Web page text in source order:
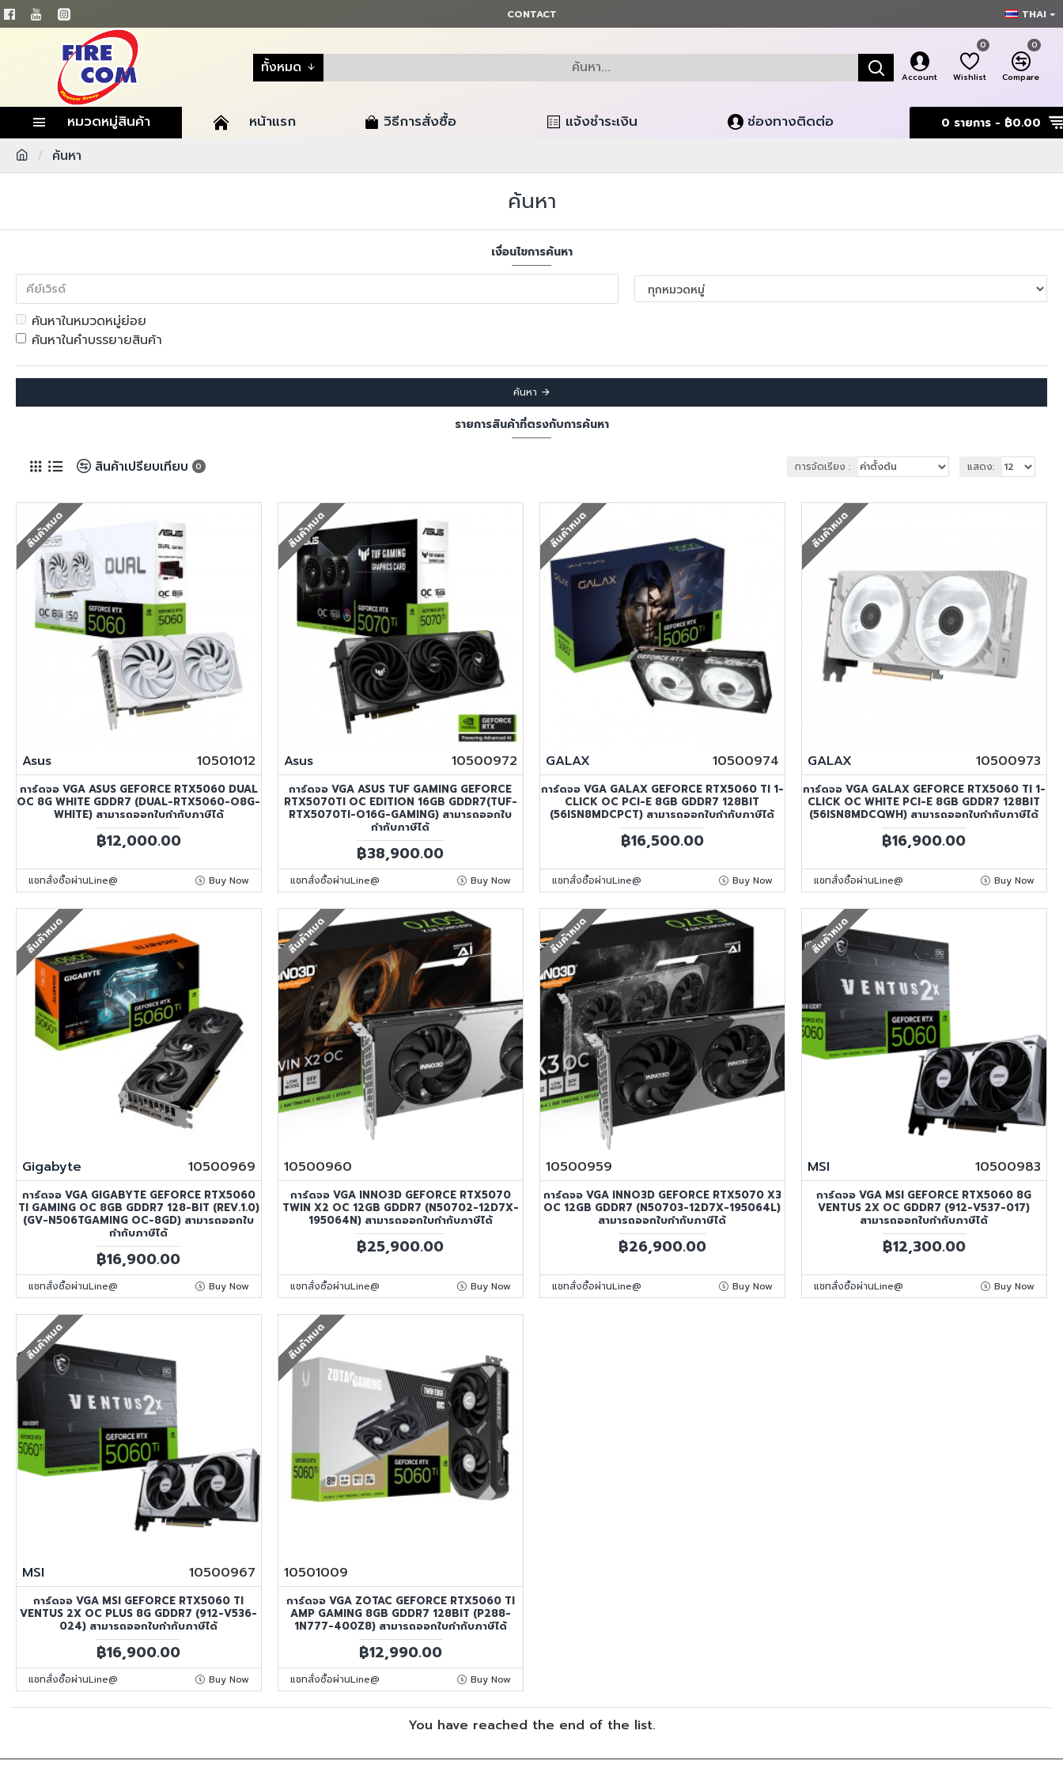
CONTACT THAI
Account Wishlist
0
Compare
0
ทั้งหมด
หมวดหมู่สินค้า หน้าแรก วิธีการสั่งซื้อ แจ้งชำระเงิน ช่องทางติดต่อ 0 รายการ - ฿0.00
ค้นหา
ค้นหา
เงื่อนไขการค้นหา
ค้นหาในหมวดหมู่ย่อย
ค้นหาในคำบรรยายสินค้า
ค้นหา
รายการสินค้าที่ตรงกับการค้นหา
สินค้าเปรียบเทียบ 0 การจัดเรียง : แสดง:
สินค้าหมด
Asus 10501012
การ์ดจอ VGA ASUS GEFORCE RTX5060 DUAL
OC 8G WHITE GDDR7 (DUAL-RTX5060-O8G-
WHITE) สามารถออกใบกำกับภาษีได้
฿12,000.00
แชทสั่งซื้อผ่านLine@ Buy Now
สินค้าหมด
Asus 10500972
การ์ดจอ VGA ASUS TUF GAMING GEFORCE
RTX5070TI OC EDITION 16GB GDDR7(TUF-
RTX5070TI-O16G-GAMING) สามารถออกใบ
กำกับภาษีได้
฿38,900.00
แชทสั่งซื้อผ่านLine@ Buy Now
สินค้าหมด
GALAX 10500974
การ์ดจอ VGA GALAX GEFORCE RTX5060 TI 1-
CLICK OC PCI-E 8GB GDDR7 128BIT
(56ISN8MDCPCT) สามารถออกใบกำกับภาษีได้
฿16,500.00
แชทสั่งซื้อผ่านLine@ Buy Now
สินค้าหมด
GALAX 10500973
การ์ดจอ VGA GALAX GEFORCE RTX5060 TI 1-
CLICK OC WHITE PCI-E 8GB GDDR7 128BIT
(56ISN8MDCQWH) สามารถออกใบกำกับภาษีได้
฿16,900.00
แชทสั่งซื้อผ่านLine@ Buy Now
สินค้าหมด
Gigabyte 10500969
การ์ดจอ VGA GIGABYTE GEFORCE RTX5060
TI GAMING OC 8GB GDDR7 128-BIT (REV.1.0)
(GV-N506TGAMING OC-8GD) สามารถออกใบ
กำกับภาษีได้
฿16,900.00
แชทสั่งซื้อผ่านLine@ Buy Now
สินค้าหมด
10500960
การ์ดจอ VGA INNO3D GEFORCE RTX5070
TWIN X2 OC 12GB GDDR7 (N50702-12D7X-
195064N) สามารถออกใบกำกับภาษีได้
฿25,900.00
แชทสั่งซื้อผ่านLine@ Buy Now
สินค้าหมด
10500959
การ์ดจอ VGA INNO3D GEFORCE RTX5070 X3
OC 12GB GDDR7 (N50703-12D7X-195064L)
สามารถออกใบกำกับภาษีได้
฿26,900.00
แชทสั่งซื้อผ่านLine@ Buy Now
สินค้าหมด
MSI 10500983
การ์ดจอ VGA MSI GEFORCE RTX5060 8G
VENTUS 2X OC GDDR7 (912-V537-017)
สามารถออกใบกำกับภาษีได้
฿12,300.00
แชทสั่งซื้อผ่านLine@ Buy Now
สินค้าหมด
MSI 10500967
การ์ดจอ VGA MSI GEFORCE RTX5060 TI
VENTUS 2X OC PLUS 8G GDDR7 (912-V536-
024) สามารถออกใบกำกับภาษีได้
฿16,900.00
แชทสั่งซื้อผ่านLine@ Buy Now
สินค้าหมด
10501009
การ์ดจอ VGA ZOTAC GEFORCE RTX5060 TI
AMP GAMING 8GB GDDR7 128BIT (P288-
1N777-400Z8) สามารถออกใบกำกับภาษีได้
฿12,990.00
แชทสั่งซื้อผ่านLine@ Buy Now
You have reached the end of the list.